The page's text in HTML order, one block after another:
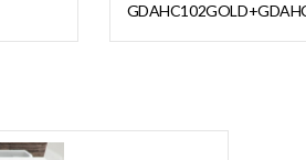
W MAGAZYNIE!!